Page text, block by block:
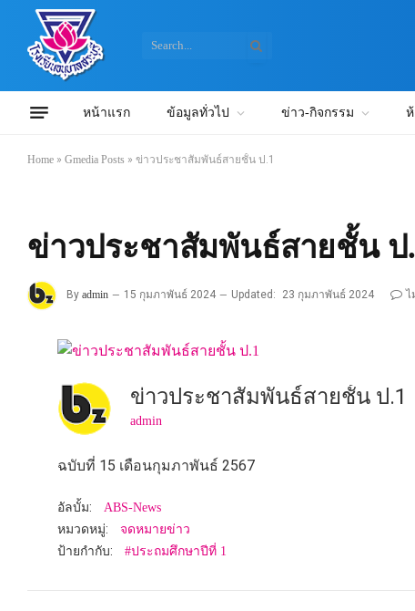
หน้าแรก ข้อมูลทั่วไป ข่าว-กิจกรรม
Home » Gmedia Posts » ข่าวประชาสัมพันธ์สายชั้น ป.1
ข่าวประชาสัมพันธ์สายชั้น ป
By admin 15 กุมภาพันธ์ 2024 Updated: 23 กุมภาพันธ์ 2024 ไ
ข่าวประชาสัมพันธ์สายชั้น ป.1
admin
ฉบับที่ 15 เดือนกุมภาพันธ์ 2567
อัลบั้ม: ABS-News
หมวดหมู่: จดหมายข่าว
ป้ายกำกับ: #ประถมศึกษาปีที่ 1